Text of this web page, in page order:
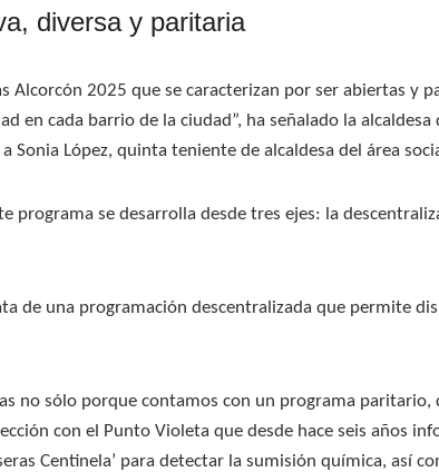
diversa y paritaria
Alcorcón 2025 que se caracterizan por ser abiertas y
en cada barrio de la ciudad”, ha señalado la
Sonia López, quinta teniente de alcaldesa del área
programa se desarrolla desde tres ejes: la
de una programación descentralizada que permite
no sólo porque contamos con un programa
con el Punto Violeta que desde hace seis años
Centinela’ para detectar la sumisión química, así